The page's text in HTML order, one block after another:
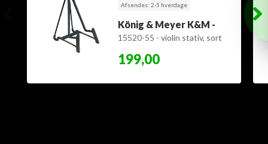
Afsendes: 2-5 hverdage
König & Meyer K&M -
15520-55 - violin stativ, sort
199,00